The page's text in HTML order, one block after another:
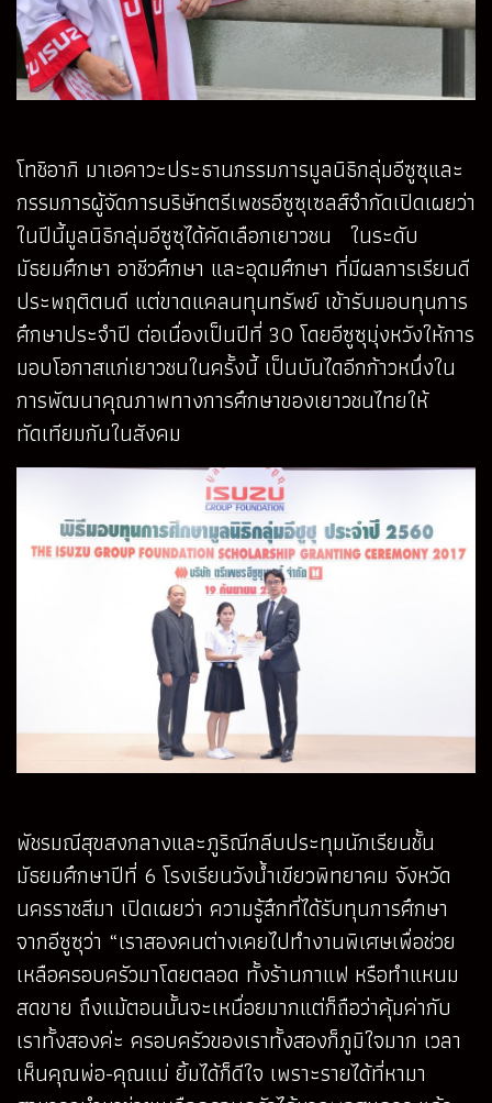
โทชิอากิ มาเอคาวะประธานกรรมการมูลนิธิกลุ่มอีซูซุและ
กรรมการผู้จัดการบริษัทตรีเพชรอีซูซุเซลส์จำกัดเปิดเผยว่า
ในปีนี้มูลนิธิกลุ่มอีซูซุได้คัดเลือกเยาวชน ในระดับ
มัธยมศึกษา อาชีวศึกษา และอุดมศึกษา ที่มีผลการเรียนดี
ประพฤติตนดี แต่ขาดแคลนทุนทรัพย์ เข้ารับมอบทุนการ
ศึกษาประจำปี ต่อเนื่องเป็นปีที่ 30 โดยอีซูซุมุ่งหวังให้การ
มอบโอกาสแก่เยาวชนในครั้งนี้ เป็นบันไดอีกก้าวหนึ่งใน
การพัฒนาคุณภาพทางการศึกษาของเยาวชนไทยให้
ทัดเทียมกันในสังคม
พัชรมณีสุขสงกลางและภูริณีกลีบประทุมนักเรียนชั้น
มัธยมศึกษาปีที่ 6 โรงเรียนวังน้ำเขียวพิทยาคม จังหวัด
นครราชสีมา เปิดเผยว่า ความรู้สึกที่ได้รับทุนการศึกษา
จากอีซูซุว่า “เราสองคนต่างเคยไปทำงานพิเศษเพื่อช่วย
เหลือครอบครัวมาโดยตลอด ทั้งร้านกาแฟ หรือทำแหนม
สดขาย ถึงแม้ตอนนั้นจะเหนื่อยมากแต่ก็ถือว่าคุ้มค่ากับ
เราทั้งสองค่ะ ครอบครัวของเราทั้งสองก็ภูมิใจมาก เวลา
เห็นคุณพ่อ-คุณแม่ ยิ้มได้ก็ดีใจ เพราะรายได้ที่หามา